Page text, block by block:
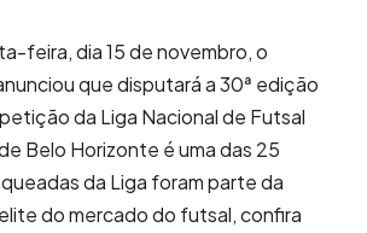
feira, dia 15 de novembro, o
que disputará a 30ª edição
da Liga Nacional de Futsal
Belo Horizonte é uma das 25
da Liga foram parte da
do mercado do futsal, confira